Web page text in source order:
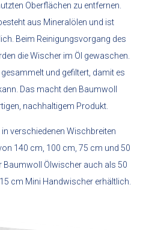
Oberflächen zu entfernen.
aus Mineralölen und ist
Beim Reinigungsvorgang des
die Wischer im Öl gewaschen.
und gefiltert, damit es
Das macht den Baumwoll
nachhaltigem Produkt.
verschiedenen Wischbreiten
140 cm, 100 cm, 75 cm und 50
Baumwoll Ölwischer auch als 50
cm Mini Handwischer erhältlich.